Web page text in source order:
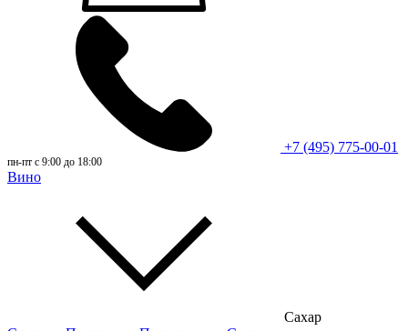
+7 (495) 775-00-01
пн-пт с 9:00 до 18:00
Вино
Сахар